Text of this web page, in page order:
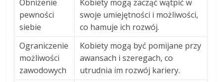
Obniżenie
pewności
siebie
Kobiety mogą zacząć wątpić w
swoje umiejętności i możliwości,
co hamuje ich rozwój.
Ograniczenie
możliwości
zawodowych
Kobiety mogą być pomijane przy
awansach i szeregach, co
utrudnia im rozwój kariery.